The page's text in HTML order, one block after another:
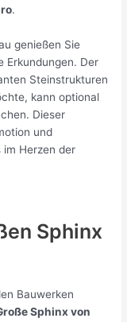
.
genießen Sie
Erkundungen. Der
Steinstrukturen
kann optional
Dieser
und
im Herzen der
Sphinx
Bauwerken
Sphinx von